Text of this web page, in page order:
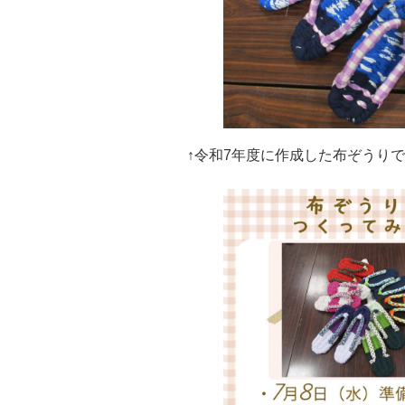
↑令和7年度に作成した布ぞうり